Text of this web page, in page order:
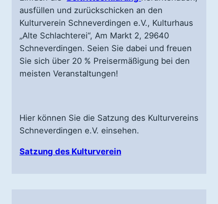
ausfüllen und zurückschicken an den
Kulturverein Schneverdingen e.V., Kulturhaus
„Alte Schlachterei“, Am Markt 2, 29640
Schneverdingen. Seien Sie dabei und freuen
Sie sich über 20 % Preisermäßigung bei den
meisten Veranstaltungen!
Hier können Sie die Satzung des Kulturvereins
Schneverdingen e.V. einsehen.
Satzung des Kulturverein